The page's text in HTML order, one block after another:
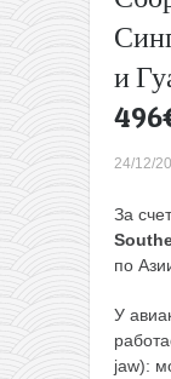
и
24/12/
За
по
У
jaw):